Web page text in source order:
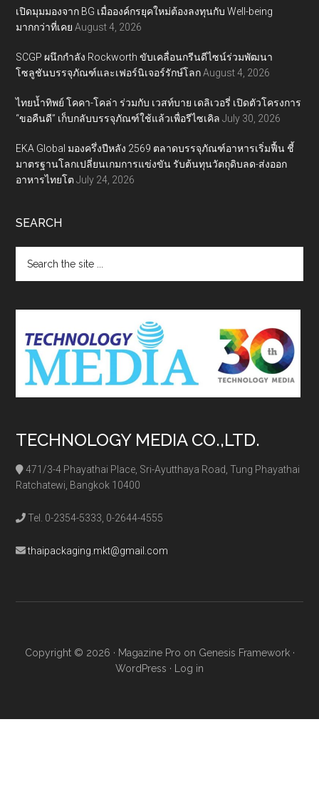
เปิดมุมมองจาก BG เมื่อองค์กรยุคใหม่ต้องลงทุนกับ Well-being
มากกว่าที่เคย August 4, 2026
SCGP ผนึกกำลัง Rockworth ขับเคลื่อนกรีนดีไซน์ร่วมพัฒนา
โซลูชันบรรจุภัณฑ์และเฟอร์นิเจอร์รักษ์โลก August 4, 2026
ไทยน้ำทิพย์ โคคา-โคล่า ร่วมกับ เวสท์บาย เดลิเวอรี่ เปิดตัวโครงการ
“ขอคืนดี” เก็บกลับบรรจุภัณฑ์ใช้แล้วเพื่อรีไซเคิล July 30, 2026
EKA Global มองครึ่งปีหลัง 2569 ตลาดบรรจุภัณฑ์อาหารเริ่มฟื้น ชี้
มาตรฐานโลกเปลี่ยนเกมการแข่งขัน รับต้นทุนวัตถุดิบลด-ส่งออก
อาหารไทยโต July 24, 2026
SEARCH
the
TECHNOLOGY MEDIA CO.,LTD.
471/3-4 Phayathai Place, Sri-Ayutthaya Road, Tung Phayathai
Ratchatewi, Bangkok 10400
Tel. 0-2354-5333, 0-2644-4555
thaipackaging.mkt@gmail.com
Copyright © 2026 · Magazine Pro on Genesis Framework·
WordPress · Log in